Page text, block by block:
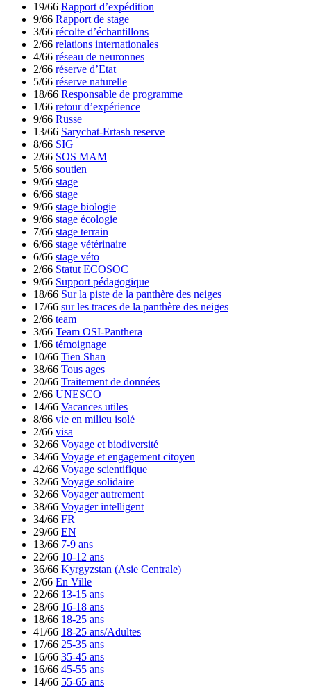
19/66 Rapport d’expédition
9/66 Rapport de stage
3/66 récolte d’échantillons
2/66 relations internationales
4/66 réseau de neuronnes
2/66 réserve d’Etat
5/66 réserve naturelle
18/66 Responsable de programme
1/66 retour d’expérience
9/66 Russe
13/66 Sarychat-Ertash reserve
8/66 SIG
2/66 SOS MAM
5/66 soutien
9/66 stage
6/66 stage
9/66 stage biologie
9/66 stage écologie
7/66 stage terrain
6/66 stage vétérinaire
6/66 stage véto
2/66 Statut ECOSOC
9/66 Support pédagogique
18/66 Sur la piste de la panthère des neiges
17/66 sur les traces de la panthère des neiges
2/66 team
3/66 Team OSI-Panthera
1/66 témoignage
10/66 Tien Shan
38/66 Tous ages
20/66 Traitement de données
2/66 UNESCO
14/66 Vacances utiles
8/66 vie en milieu isolé
2/66 visa
32/66 Voyage et biodiversité
34/66 Voyage et engagement citoyen
42/66 Voyage scientifique
32/66 Voyage solidaire
32/66 Voyager autrement
38/66 Voyager intelligent
34/66 FR
29/66 EN
13/66 7-9 ans
22/66 10-12 ans
36/66 Kyrgyzstan (Asie Centrale)
2/66 En Ville
22/66 13-15 ans
28/66 16-18 ans
18/66 18-25 ans
41/66 18-25 ans/Adultes
17/66 25-35 ans
16/66 35-45 ans
16/66 45-55 ans
14/66 55-65 ans